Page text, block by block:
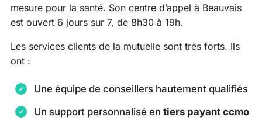
mesure pour la santé. Son centre d’appel à Beauvais
est ouvert 6 jours sur 7, de 8h30 à 19h.
Les services clients de la mutuelle sont très forts. Ils
ont :
Une équipe de conseillers hautement qualifiés
Un support personnalisé en tiers payant ccmo